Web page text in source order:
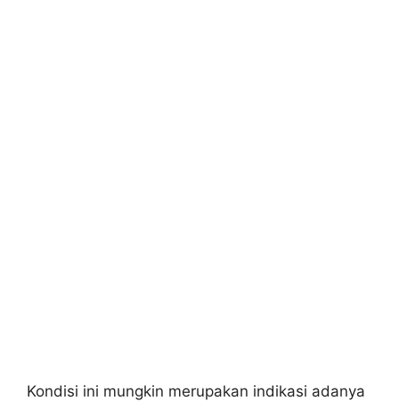
Kondisi ini mungkin merupakan indikasi adanya